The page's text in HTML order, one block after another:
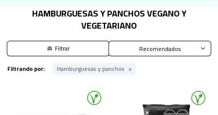
HAMBURGUESAS Y PANCHOS VEGANO Y
VEGETARIANO
Recomendados
Filtrando por:
Hamburguesas y panchos